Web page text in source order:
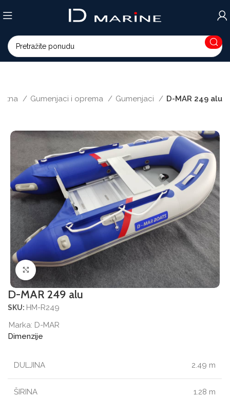
Gumenjaci i oprema Gumenjaci D-MAR 249 alu
Povećajte sliku
D-MAR 249 alu
SKU: HM-R249
Marka: D-MAR
Dimenzije
DULJINA 2.49 m
ŠIRINA 1.28 m